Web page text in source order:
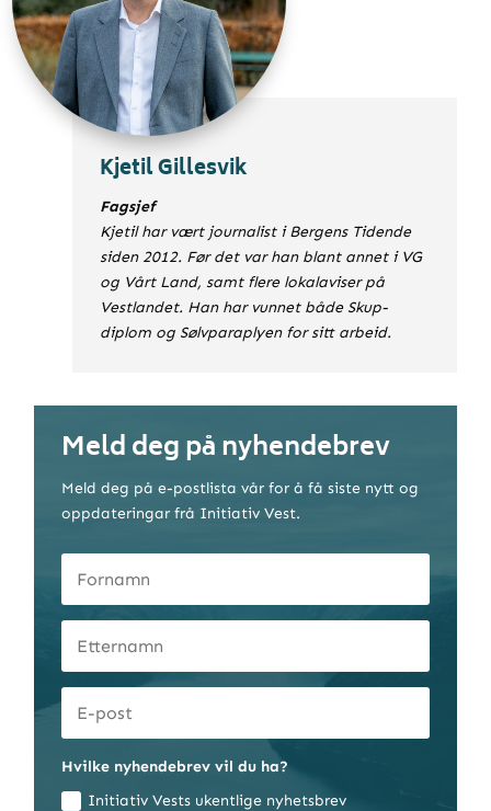
Kjetil Gillesvik
Fagsjef
Kjetil har vært journalist i Bergens Tidende
siden 2012. Før det var han blant annet i VG
og Vårt Land, samt flere lokalaviser på
Vestlandet. Han har vunnet både Skup-
diplom og Sølvparaplyen for sitt arbeid.
Meld deg på nyhendebrev
Meld deg på e-postlista vår for å få siste nytt og
oppdateringar frå Initiativ Vest.
Hvilke nyhendebrev vil du ha?
Initiativ Vests ukentlige nyhetsbrev